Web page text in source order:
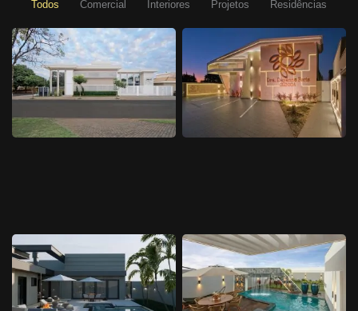
Todos Comercial Interiores Projetos Residências